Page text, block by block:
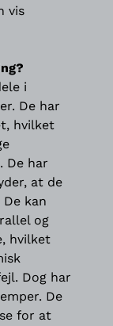
vis
i
De har
hvilket
De har
at de
kan
og
hvilket
Dog har
De
for at